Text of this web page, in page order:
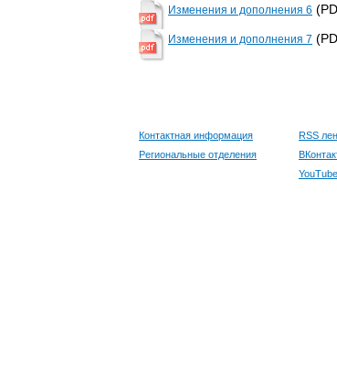
Изменения и дополнения 6
Изменения и дополнения 7
Контактная информация
Региональные отделения
RSS
YouTube